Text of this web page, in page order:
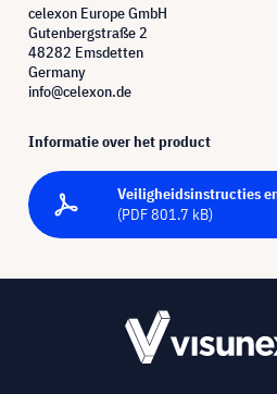
celexon Europe GmbH
Gutenbergstraße 2
48282 Emsdetten
Germany
info@celexon.de
Informatie over het product
Veiligheidsinstructies
(PDF 801.7 kB)